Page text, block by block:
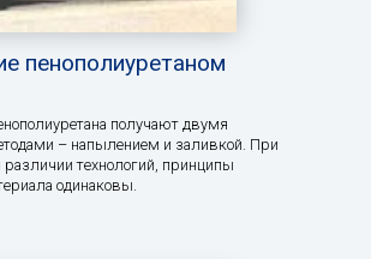
пенополиуретаном
получают двумя
– напылением и заливкой. При
различии технологий, принципы
одинаковы.